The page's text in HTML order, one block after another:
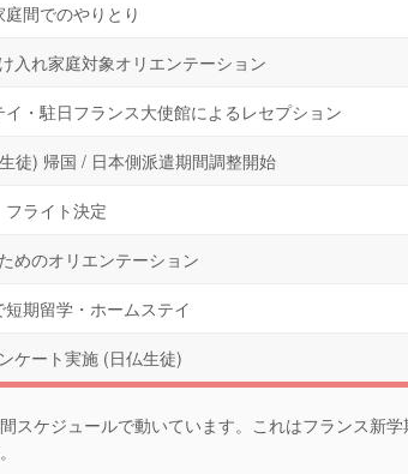
庭間でのやりとり
入れ家庭対象オリエンテーション
・駐日フランス大使館によるレセプション
徒) 帰国 / 日本側派遣期間調整開始
フライト決定
めのオリエンテーション
短期留学・ホームステイ
ケート実施 (日仏生徒)
ケジュールで動いています。これはフランス新